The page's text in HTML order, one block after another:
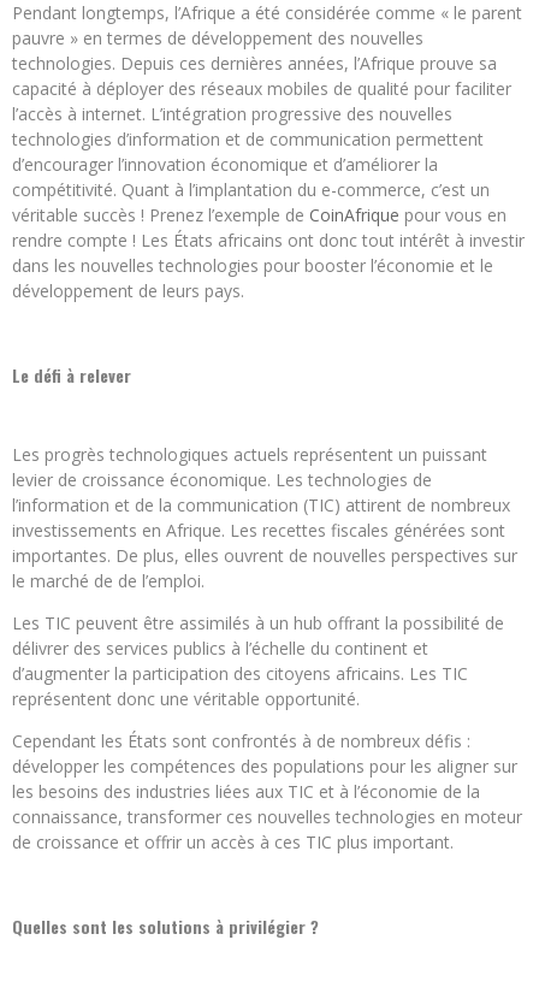
Pendant longtemps, l’Afrique a été considérée comme « le parent
pauvre » en termes de développement des nouvelles
technologies. Depuis ces dernières années, l’Afrique prouve sa
capacité à déployer des réseaux mobiles de qualité pour faciliter
l’accès à internet. L’intégration progressive des nouvelles
technologies d’information et de communication permettent
d’encourager l’innovation économique et d’améliorer la
compétitivité. Quant à l’implantation du e-commerce, c’est un
véritable succès ! Prenez l’exemple de CoinAfrique pour vous en
rendre compte ! Les États africains ont donc tout intérêt à investir
dans les nouvelles technologies pour booster l’économie et le
développement de leurs pays.
Le défi à relever
Les progrès technologiques actuels représentent un puissant
levier de croissance économique. Les technologies de
l’information et de la communication (TIC) attirent de nombreux
investissements en Afrique. Les recettes fiscales générées sont
importantes. De plus, elles ouvrent de nouvelles perspectives sur
le marché de de l’emploi.
Les TIC peuvent être assimilés à un hub offrant la possibilité de
délivrer des services publics à l’échelle du continent et
d’augmenter la participation des citoyens africains. Les TIC
représentent donc une véritable opportunité.
Cependant les États sont confrontés à de nombreux défis :
développer les compétences des populations pour les aligner sur
les besoins des industries liées aux TIC et à l’économie de la
connaissance, transformer ces nouvelles technologies en moteur
de croissance et offrir un accès à ces TIC plus important.
Quelles sont les solutions à privilégier ?